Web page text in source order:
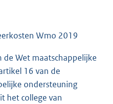
Wmo 2019
de Wet maatschappelijke
16 van de
ondersteuning
het college van